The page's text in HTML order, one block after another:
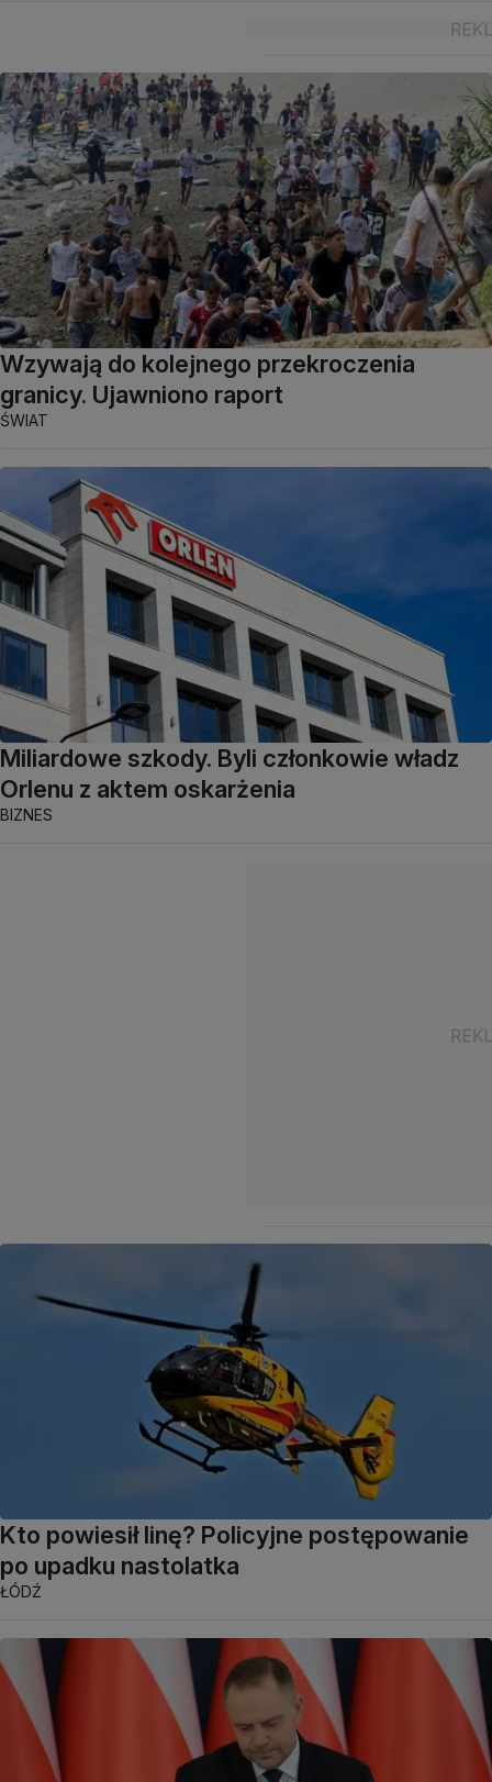
Wzywają do kolejnego przekroczenia
granicy. Ujawniono raport
ŚWIAT
Miliardowe szkody. Byli członkowie władz
Orlenu z aktem oskarżenia
BIZNES
Kto powiesił linę? Policyjne postępowanie
po upadku nastolatka
ŁÓDŹ